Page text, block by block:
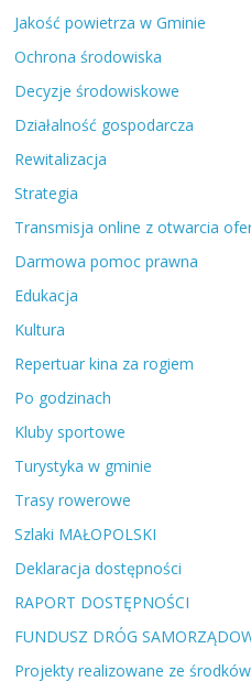
Jakość powietrza w Gminie
Ochrona środowiska
Decyzje środowiskowe
Działalność gospodarcza
Rewitalizacja
Strategia
Transmisja online z otwarcia
Darmowa pomoc prawna
Edukacja
Kultura
Repertuar kina za rogiem
Po godzinach
Kluby sportowe
Turystyka w gminie
Trasy rowerowe
Szlaki MAŁOPOLSKI
Deklaracja dostępności
RAPORT DOSTĘPNOŚCI
FUNDUSZ DRÓG
Projekty realizowane ze